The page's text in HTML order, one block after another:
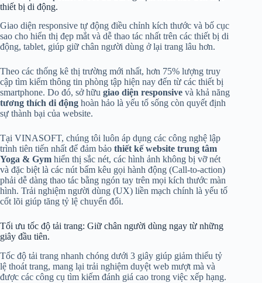
thiết bị di động.
Giao diện responsive tự động điều chỉnh kích thước và bố cục
sao cho hiển thị đẹp mắt và dễ thao tác nhất trên các thiết bị di
động, tablet, giúp giữ chân người dùng ở lại trang lâu hơn.
Theo các thống kê thị trường mới nhất, hơn 75% lượng truy
cập tìm kiếm thông tin phòng tập hiện nay đến từ các thiết bị
smartphone. Do đó, sở hữu giao diện responsive và khả năng
tương thích di động hoàn hảo là yếu tố sống còn quyết định
sự thành bại của website.
Tại VINASOFT, chúng tôi luôn áp dụng các công nghệ lập
trình tiên tiến nhất để đảm bảo thiết kế website trung tâm
Yoga & Gym hiển thị sắc nét, các hình ảnh không bị vỡ nét
và đặc biệt là các nút bấm kêu gọi hành động (Call-to-action)
phải dễ dàng thao tác bằng ngón tay trên mọi kích thước màn
hình. Trải nghiệm người dùng (UX) liền mạch chính là yếu tố
cốt lõi giúp tăng tỷ lệ chuyển đổi.
Tối ưu tốc độ tải trang: Giữ chân người dùng ngay từ những
giây đầu tiên.
Tốc độ tải trang nhanh chóng dưới 3 giây giúp giảm thiểu tỷ
lệ thoát trang, mang lại trải nghiệm duyệt web mượt mà và
được các công cụ tìm kiếm đánh giá cao trong việc xếp hạng.